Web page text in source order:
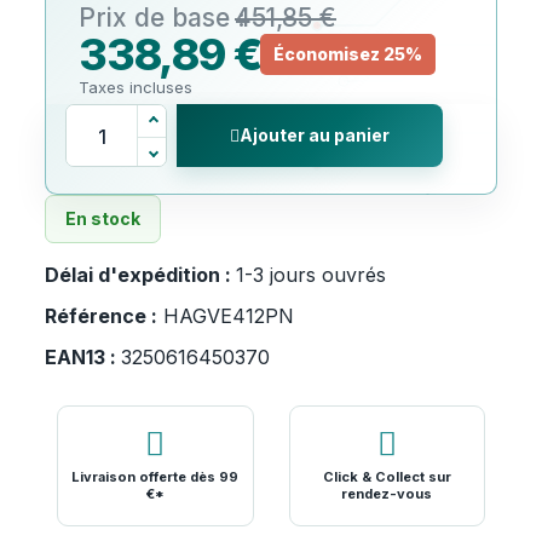
451,85 €
338,89 € Économisez 25%
Taxes incluses
Ajouter au panier
En stock
Délai d'expédition : 1-3 jours ouvrés
Référence : HAGVE412PN
EAN13 : 3250616450370
Livraison offerte dès 99
€*
Click & Collect sur
rendez-vous